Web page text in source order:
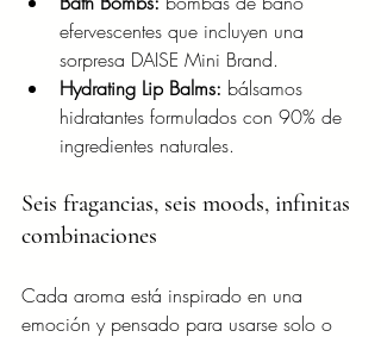
efervescentes que incluyen una
sorpresa DAISE Mini Brand.
Hydrating Lip Balms: bálsamos
hidratantes formulados con 90% de
ingredientes naturales.
Seis fragancias, seis moods, infinitas
combinaciones
Cada aroma está inspirado en una
emoción y pensado para usarse solo o